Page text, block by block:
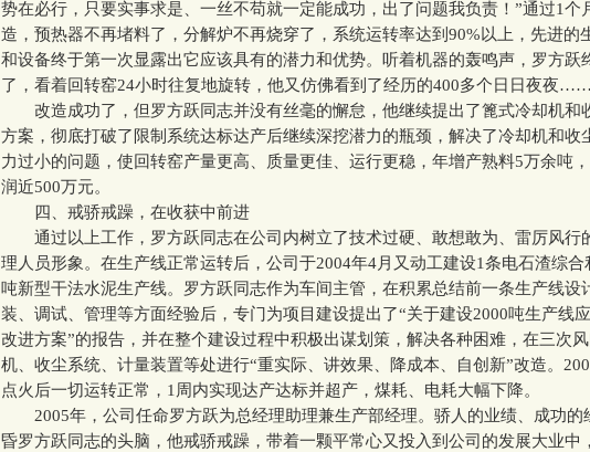
势在必行，只要实事求是、一丝不苟就一定能成功，出了问题我负责！”通过1个
造，预热器不再堵料了，分解炉不再烧穿了，系统运转率达到90%以上，先进的
和设备终于第一次显露出它应该具有的潜力和优势。听着机器的轰鸣声，罗方跃
了，看着回转窑24小时往复地旋转，他又仿佛看到了经历的400多个日日夜夜……
改造成功了，但罗方跃同志并没有丝毫的懈怠，他继续提出了篦式冷却机和
方案，彻底打破了限制系统达标达产后继续深挖潜力的瓶颈，解决了冷却机和收
力过小的问题，使回转窑产量更高、质量更佳、运行更稳，年增产熟料5万余吨
润近500万元。
四、戒骄戒躁，在收获中前进
通过以上工作，罗方跃同志在公司内树立了技术过硬、敢想敢为、雷厉风行
理人员形象。在生产线正常运转后，公司于2004年4月又动工建设1条电石渣综合
吨新型干法水泥生产线。罗方跃同志作为车间主管，在积累总结前一条生产线设
装、调试、管理等方面经验后，专门为项目建设提出了“关于建设2000吨生产线
改进方案”的报告，并在整个建设过程中积极出谋划策，解决各种困难，在三次
机、收尘系统、计量装置等处进行“重实际、讲效果、降成本、自创新”改造。
点火后一切运转正常，1周内实现达产达标并超产，煤耗、电耗大幅下降。
2005年，公司任命罗方跃为总经理助理兼生产部经理。骄人的业绩、成功的
昏罗方跃同志的头脑，他戒骄戒躁，带着一颗平常心又投入到公司的发展大业中